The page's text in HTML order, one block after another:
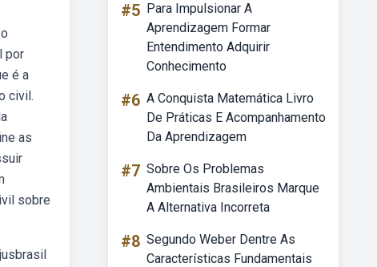
por
é a
civil.
as
sobre
#5 Para Impulsionar A
Aprendizagem Formar
Entendimento Adquirir
Conhecimento
#6 A Conquista Matemática Livro
De Práticas E Acompanhamento
Da Aprendizagem
#7 Sobre Os Problemas
Ambientais Brasileiros Marque
A Alternativa Incorreta
#8 Segundo Weber Dentre As
Características Fundamentais